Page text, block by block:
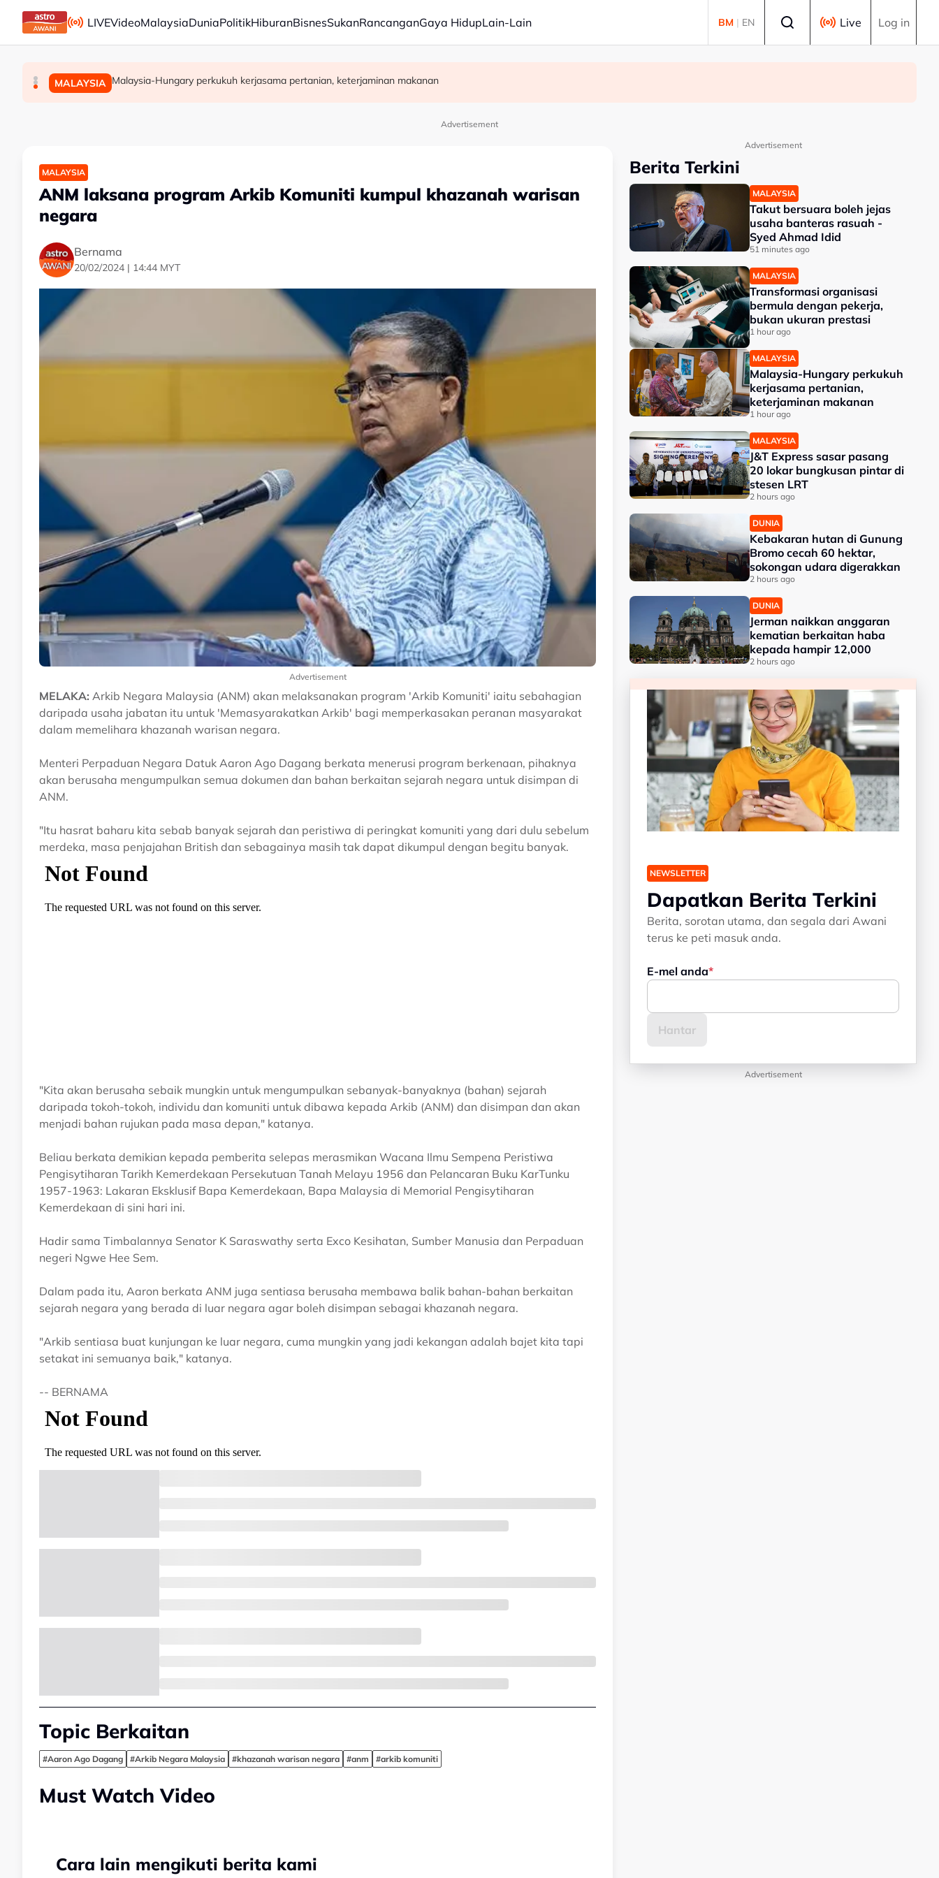
Skip to main content
LIVEVideoMalaysiaDuniaPolitikHiburanBisnesSukanRancanganGaya HidupLain-Lain BM | EN Live Log in
MALAYSIA Takut bersuara boleh jejas usaha banteras rasuah - Syed Ahmad Idid
MALAYSIA Transformasi organisasi bermula dengan pekerja, bukan ukuran prestasi
MALAYSIA Malaysia-Hungary perkukuh kerjasama pertanian, keterjaminan makanan
Advertisement
MALAYSIA
ANM laksana program Arkib Komuniti kumpul khazanah warisan
negara
Bernama
20/02/2024 | 14:44 MYT
Advertisement
MELAKA: Arkib Negara Malaysia (ANM) akan melaksanakan program 'Arkib Komuniti' iaitu sebahagian
daripada usaha jabatan itu untuk 'Memasyarakatkan Arkib' bagi memperkasakan peranan masyarakat
dalam memelihara khazanah warisan negara.
Menteri Perpaduan Negara Datuk Aaron Ago Dagang berkata menerusi program berkenaan, pihaknya
akan berusaha mengumpulkan semua dokumen dan bahan berkaitan sejarah negara untuk disimpan di
ANM.
"Itu hasrat baharu kita sebab banyak sejarah dan peristiwa di peringkat komuniti yang dari dulu sebelum
merdeka, masa penjajahan British dan sebagainya masih tak dapat dikumpul dengan begitu banyak.
"Kita akan berusaha sebaik mungkin untuk mengumpulkan sebanyak-banyaknya (bahan) sejarah
daripada tokoh-tokoh, individu dan komuniti untuk dibawa kepada Arkib (ANM) dan disimpan dan akan
menjadi bahan rujukan pada masa depan," katanya.
Beliau berkata demikian kepada pemberita selepas merasmikan Wacana Ilmu Sempena Peristiwa
Pengisytiharan Tarikh Kemerdekaan Persekutuan Tanah Melayu 1956 dan Pelancaran Buku KarTunku
1957-1963: Lakaran Eksklusif Bapa Kemerdekaan, Bapa Malaysia di Memorial Pengisytiharan
Kemerdekaan di sini hari ini.
Hadir sama Timbalannya Senator K Saraswathy serta Exco Kesihatan, Sumber Manusia dan Perpaduan
negeri Ngwe Hee Sem.
Dalam pada itu, Aaron berkata ANM juga sentiasa berusaha membawa balik bahan-bahan berkaitan
sejarah negara yang berada di luar negara agar boleh disimpan sebagai khazanah negara.
"Arkib sentiasa buat kunjungan ke luar negara, cuma mungkin yang jadi kekangan adalah bajet kita tapi
setakat ini semuanya baik," katanya.
-- BERNAMA
Topic Berkaitan
#Aaron Ago Dagang #Arkib Negara Malaysia #khazanah warisan negara #anm #arkib komuniti
Must Watch Video
Cara lain mengikuti berita kami
Advertisement
Berita Terkini
MALAYSIA
Takut bersuara boleh jejas
usaha banteras rasuah -
Syed Ahmad Idid
51 minutes ago
MALAYSIA
Transformasi organisasi
bermula dengan pekerja,
bukan ukuran prestasi
1 hour ago
MALAYSIA
Malaysia-Hungary perkukuh
kerjasama pertanian,
keterjaminan makanan
1 hour ago
MALAYSIA
J&T Express sasar pasang
20 lokar bungkusan pintar di
stesen LRT
2 hours ago
DUNIA
Kebakaran hutan di Gunung
Bromo cecah 60 hektar,
sokongan udara digerakkan
2 hours ago
DUNIA
Jerman naikkan anggaran
kematian berkaitan haba
kepada hampir 12,000
2 hours ago
NEWSLETTER
Dapatkan Berita Terkini
Berita, sorotan utama, dan segala dari Awani
terus ke peti masuk anda.
E-mel anda
Advertisement